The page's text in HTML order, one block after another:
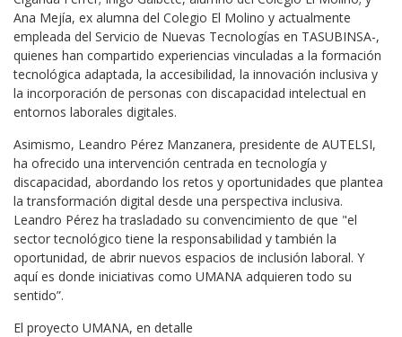
Ana Mejía, ex alumna del Colegio El Molino y actualmente
empleada del Servicio de Nuevas Tecnologías en TASUBINSA-,
quienes han compartido experiencias vinculadas a la formación
tecnológica adaptada, la accesibilidad, la innovación inclusiva y
la incorporación de personas con discapacidad intelectual en
entornos laborales digitales.
Asimismo, Leandro Pérez Manzanera, presidente de AUTELSI,
ha ofrecido una intervención centrada en tecnología y
discapacidad, abordando los retos y oportunidades que plantea
la transformación digital desde una perspectiva inclusiva.
Leandro Pérez ha trasladado su convencimiento de que "el
sector tecnológico tiene la responsabilidad y también la
oportunidad, de abrir nuevos espacios de inclusión laboral. Y
aquí es donde iniciativas como UMANA adquieren todo su
sentido”.
El proyecto UMANA, en detalle